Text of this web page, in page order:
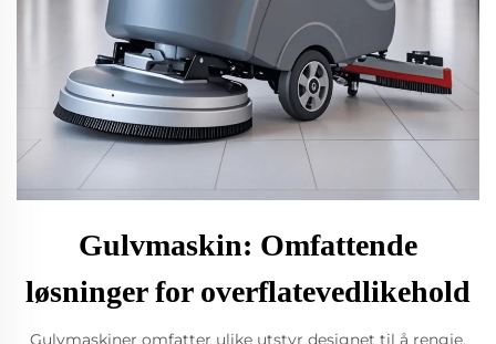
Gulvmaskin: Omfattende
løsninger for overflatevedlikehold
Gulvmaskiner omfatter ulike utstyr designet til å rengje,